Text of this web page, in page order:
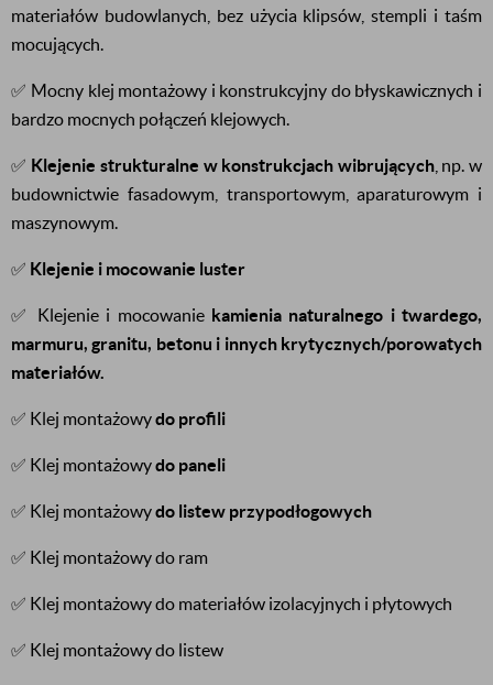
materiałów budowlanych, bez użycia klipsów, stempli i taśm
mocujących.
✅ Mocny klej montażowy i konstrukcyjny do błyskawicznych i
bardzo mocnych połączeń klejowych.
✅ Klejenie strukturalne w konstrukcjach wibrujących, np. w
budownictwie fasadowym, transportowym, aparaturowym i
maszynowym.
✅ Klejenie i mocowanie luster
✅ Klejenie i mocowanie kamienia naturalnego i twardego,
marmuru, granitu, betonu i innych krytycznych/porowatych
materiałów.
✅ Klej montażowydo profili
✅ Klej montażowydo paneli
✅ Klej montażowydo listew przypodłogowych
✅ Klej montażowy do ram
✅ Klej montażowy do materiałów izolacyjnych i płytowych
✅ Klej montażowy do listew